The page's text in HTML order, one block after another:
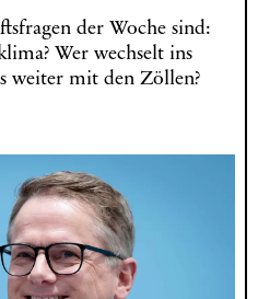
der Woche sind:
Wer wechselt ins
weiter mit den Zöllen?